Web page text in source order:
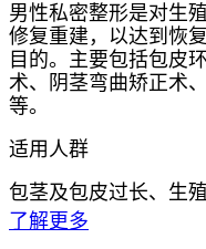
男性私密整形是对生
修复重建，以达到恢
目的。主要包括包皮
术、阴茎弯曲矫正术
等。
适用人群
包茎及包皮过长、生
了解更多